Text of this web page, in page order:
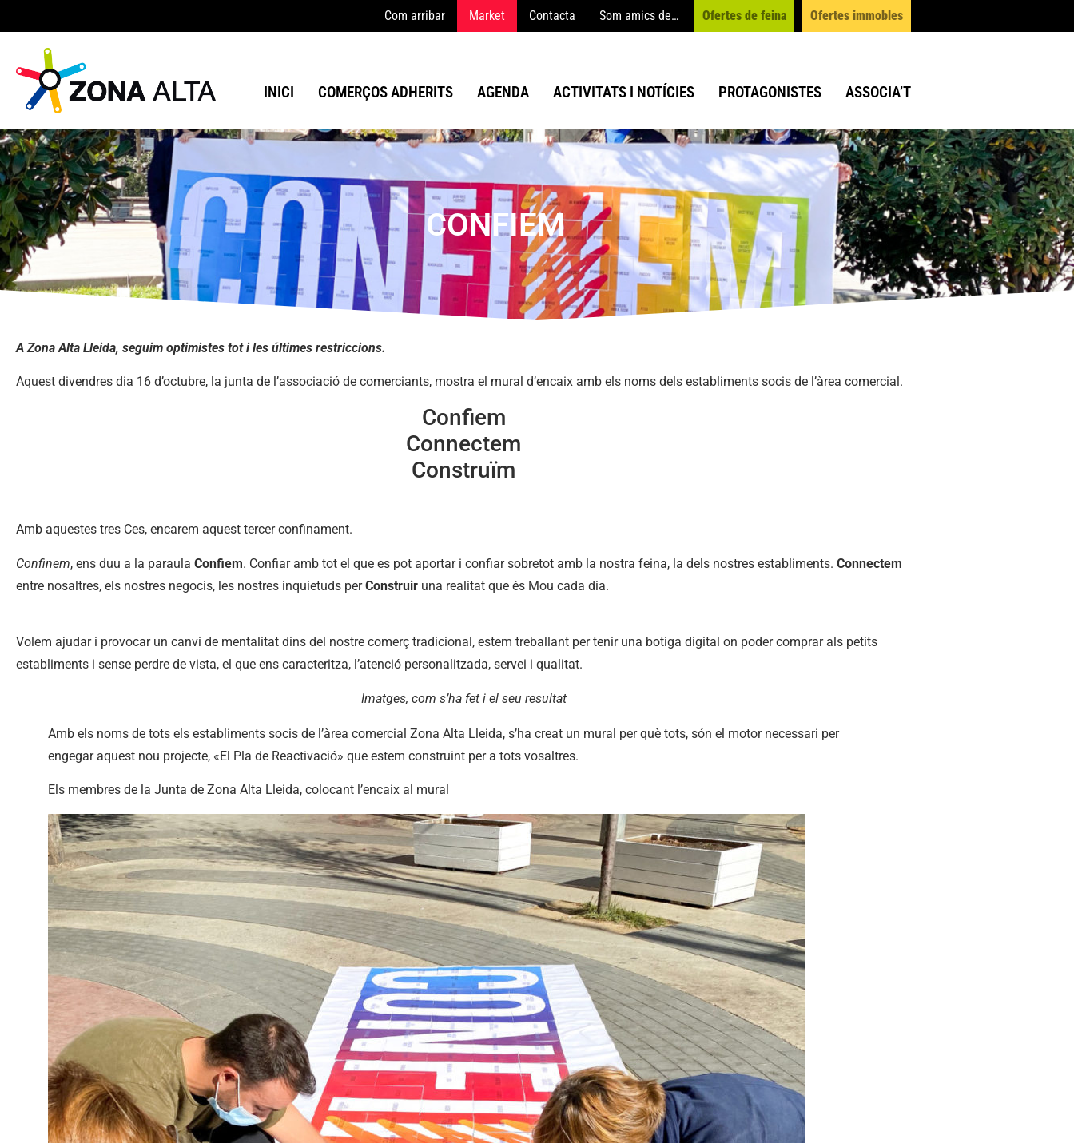
Com arribar Market Contacta Som amics de… Ofertes de feina Ofertes immobles
INICI COMERÇOS ADHERITS AGENDA ACTIVITATS I NOTÍCIES PROTAGONISTES ASSOCIA’T
CONFIEM
A Zona Alta Lleida, seguim optimistes tot i les últimes restriccions.
Aquest divendres dia 16 d’octubre, la junta de l’associació de comerciants, mostra el mural d’encaix amb els noms dels establiments socis de l’àrea comercial.
Confiem
Connectem
Construïm
Amb aquestes tres Ces, encarem aquest tercer confinament.
Confinem, ens duu a la paraula Confiem. Confiar amb tot el que es pot aportar i confiar sobretot amb la nostra feina, la dels nostres establiments. Connectem
entre nosaltres, els nostres negocis, les nostres inquietuds perConstruir una realitat que és Mou cada dia.
Volem ajudar i provocar un canvi de mentalitat dins del nostre comerç tradicional, estem treballant per tenir una botiga digital on poder comprar als petits
establiments i sense perdre de vista, el que ens caracteritza, l’atenció personalitzada, servei i qualitat.
Imatges, com s’ha fet i el seu resultat
Amb els noms de tots els establiments socis de l’àrea comercial Zona Alta Lleida, s’ha creat un mural per què tots, són el motor necessari per
engegar aquest nou projecte, «El Pla de Reactivació» que estem construint per a tots vosaltres.
Els membres de la Junta de Zona Alta Lleida, colocant l’encaix al mural